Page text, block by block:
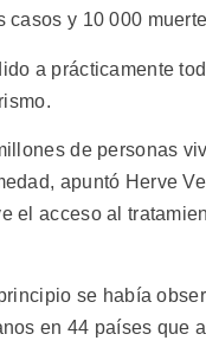
casos y 10 000
a prácticamente
de personas
apuntó Herve
el acceso al
se había
en 44 países que